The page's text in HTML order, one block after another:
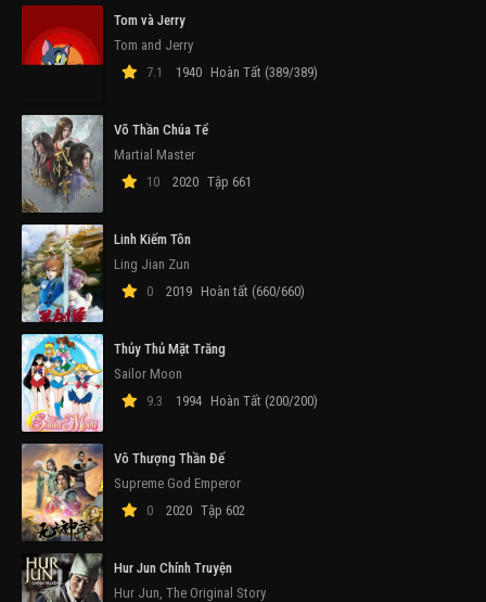
Tom và Jerry
Tom and Jerry
7.1
1940 Hoàn Tất (389/389)
Võ Thần Chúa Tể
Martial Master
10
2020 Tập 661
Linh Kiếm Tôn
Ling Jian Zun
0
2019 Hoàn tất (660/660)
Thủy Thủ Mặt Trăng
Sailor Moon
9.3
1994 Hoàn Tất (200/200)
Vô Thượng Thần Đế
Supreme God Emperor
0
2020 Tập 602
Hur Jun Chính Truyện
Hur Jun, The Original Story